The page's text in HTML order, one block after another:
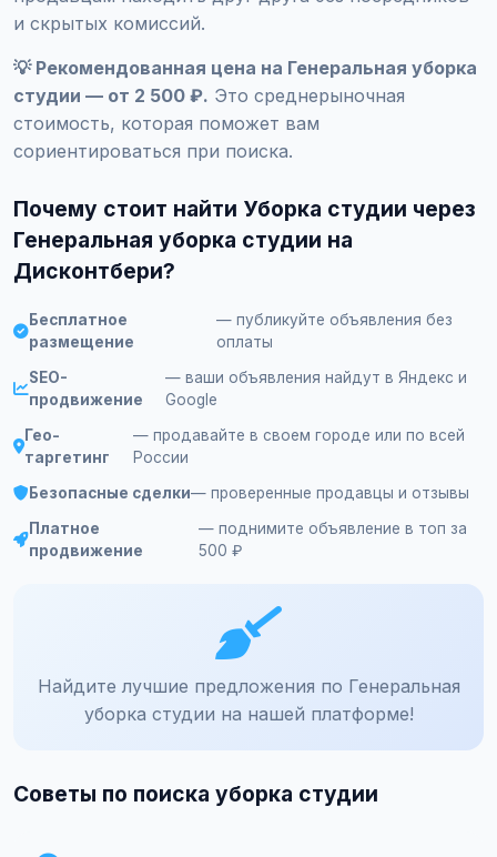
и скрытых комиссий.
💡 Рекомендованная цена на Генеральная уборка
студии — от 2 500 ₽. Это среднерыночная
стоимость, которая поможет вам
сориентироваться при поиска.
Почему стоит найти Уборка студии через
Генеральная уборка студии на
Дисконтбери?
Бесплатное
размещение
— публикуйте объявления без
оплаты
SEO-
продвижение
— ваши объявления найдут в Яндекс и
Google
Гео-
таргетинг
— продавайте в своем городе или по всей
России
Безопасные сделки— проверенные продавцы и отзывы
Платное
продвижение
— поднимите объявление в топ за
500 ₽
Найдите лучшие предложения по Генеральная
уборка студии на нашей платформе!
Советы по поиска уборка студии